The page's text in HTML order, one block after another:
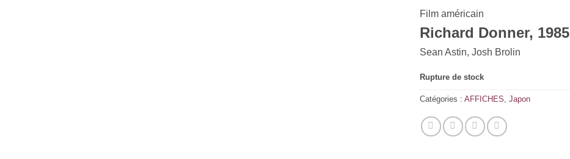
Film américain
Richard Donner, 1985
Sean Astin, Josh Brolin
Rupture de stock
Catégories : AFFICHES, Japon